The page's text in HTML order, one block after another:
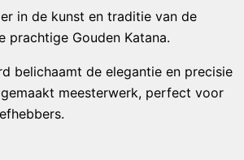
in de kunst en traditie van de
prachtige Gouden Katana.
belichaamt de elegantie en precisie
meesterwerk, perfect voor